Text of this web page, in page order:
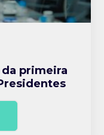
primeira